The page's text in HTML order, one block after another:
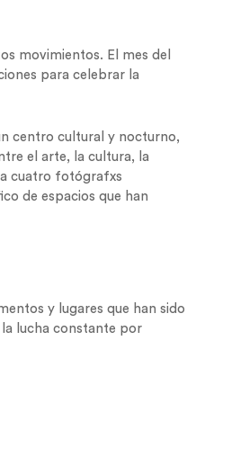
movimientos. El mes del
para celebrar la
centro cultural y nocturno,
el arte, la cultura, la
a cuatro fotógrafxs
de espacios que han
y lugares que han sido
la lucha constante por